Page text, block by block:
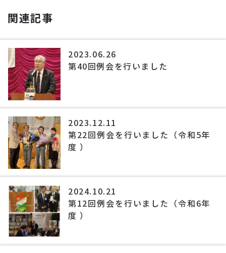
関連記事
2023.06.26
第40回例会を行いました
2023.12.11
第22回例会を行いました（令和5年
度 ）
2024.10.21
第12回例会を行いました（令和6年
度 ）